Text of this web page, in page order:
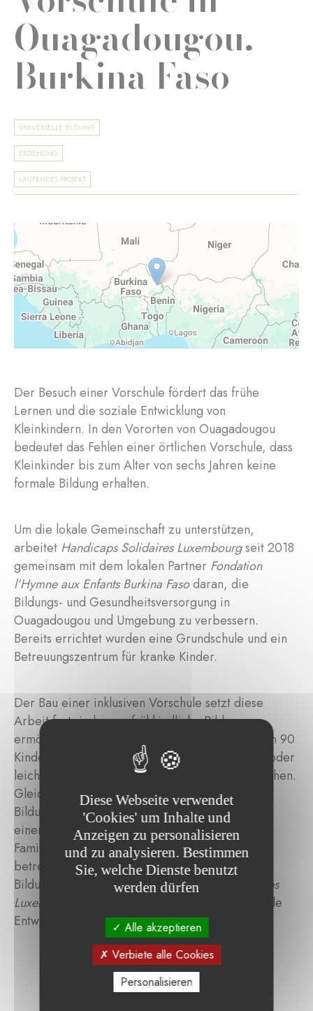
Ouagadougou,
Burkina Faso
UNIVERSELLE BILDUNG
ERZIEHUNG
LAUFENDES PROJEKT
Der Besuch einer Vorschule fördert das frühe
Lernen und die soziale Entwicklung von
Kleinkindern. In den Vororten von Ouagadougou
bedeutet das Fehlen einer örtlichen Vorschule, dass
Kleinkinder bis zum Alter von sechs Jahren keine
formale Bildung erhalten.
Um die lokale Gemeinschaft zu unterstützen,
arbeitet Handicaps Solidaires Luxembourgseit 2018
gemeinsam mit dem lokalen Partner Fondation
l’Hymne aux Enfants Burkina Fasodaran, die
Bildungs- und Gesundheitsversorgung in
Ouagadougou und Umgebung zu verbessern.
Bereits errichtet wurden eine Grundschule und ein
Betreuungszentrum für kranke Kinder.
Der Bau einer inklusiven Vorschule setzt diese
Arbeit fort, indem er frühkindliche Bildung
ermöglicht. In einem integrativen Umfeld können 90
Kinder – darunter auch solche mit Krankheiten oder
leichten Beeinträchtigungen – die Schule besuchen.
Gleichzeitig schafft die Erweiterung der
Bildungsinfrastruktur die Möglichkeit für Mütter,
einer Erwerbstätigkeit nachzugehen und ihre
Familien zu unterstützen, während die Kinder
betreut werden. Durch die Ausweitung der
Bildungsmöglichkeiten trägtHandicaps Solidaires
Luxembourg
dazu bei, das Lernen und die soziale
Entwicklung der Kinder nachhaltig zu fördern.
Diese Webseite verwendet
'Cookies' um Inhalte und
Anzeigen zu personalisieren
und zu analysieren. Bestimmen
Sie, welche Dienste benutzt
werden dürfen
Alle akzeptieren
Verbiete alle Cookies
Personalisieren